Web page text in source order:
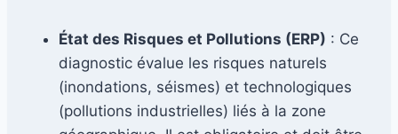
État des Risques et Pollutions (ERP) : Ce
diagnostic évalue les risques naturels
(inondations, séismes) et technologiques
(pollutions industrielles) liés à la zone